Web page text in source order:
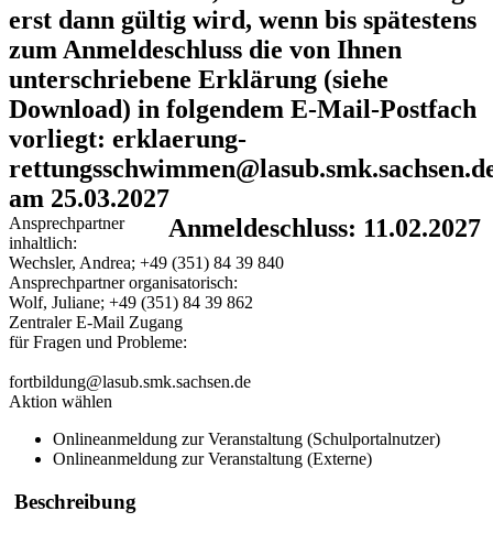
erst dann gültig wird, wenn bis spätestens
zum Anmeldeschluss die von Ihnen
unterschriebene Erklärung (siehe
Download) in folgendem E-Mail-Postfach
vorliegt: erklaerung-
am 25.03.2027
Anmeldeschluss: 11.02.2027
Ansprechpartner
inhaltlich:
Wechsler, Andrea; +49 (351) 84 39 840
Ansprechpartner organisatorisch:
Wolf, Juliane; +49 (351) 84 39 862
Zentraler E-Mail Zugang
für Fragen und Probleme:
fortbildung@lasub.smk.sachsen.de
Aktion wählen
Onlineanmeldung zur Veranstaltung (Schulportalnutzer)
Onlineanmeldung zur Veranstaltung (Externe)
Beschreibung